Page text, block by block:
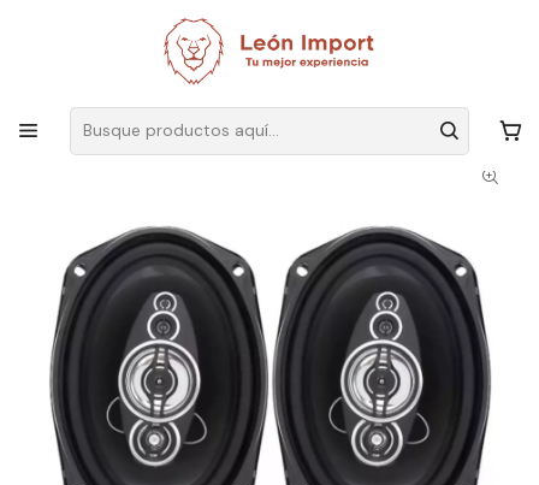
Envíos GRATIS
Audio y Video Parlantes
Parlantes Pcinener Auto 6x9 800w Coxial Parlantes Para Autos